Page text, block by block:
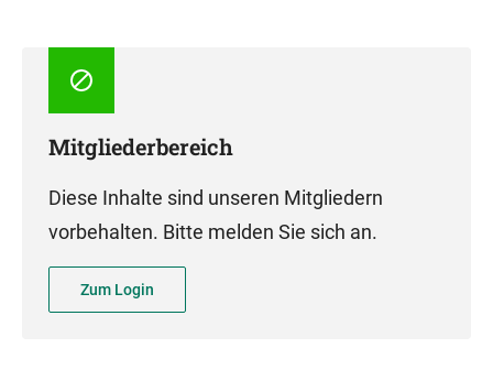
Mitgliederbereich
Diese Inhalte sind unseren Mitgliedern
vorbehalten. Bitte melden Sie sich an.
Zum Login